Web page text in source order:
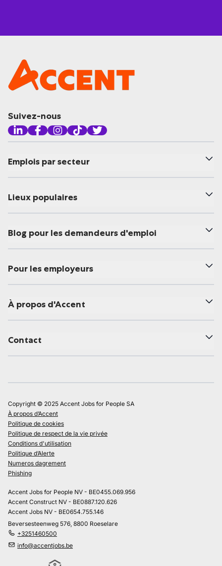
Suivez-nous
Emplois par secteur
Lieux populaires
Blog pour les demandeurs d'emploi
Pour les employeurs
À propos d'Accent
Contact
Copyright © 2025 Accent Jobs for People SA
À propos d’Accent
Politique de cookies
Politique de respect de la vie privée
Conditions d'utilisation
Politique d’Alerte
Numeros dagrement
Phishing
Accent Jobs for People NV - BE0455.069.956
Accent Construct NV - BE0887.120.626
Accent Jobs NV - BE0654.755.146
Beversesteenweg 576, 8800 Roeselare
+3251460500
info@accentjobs.be